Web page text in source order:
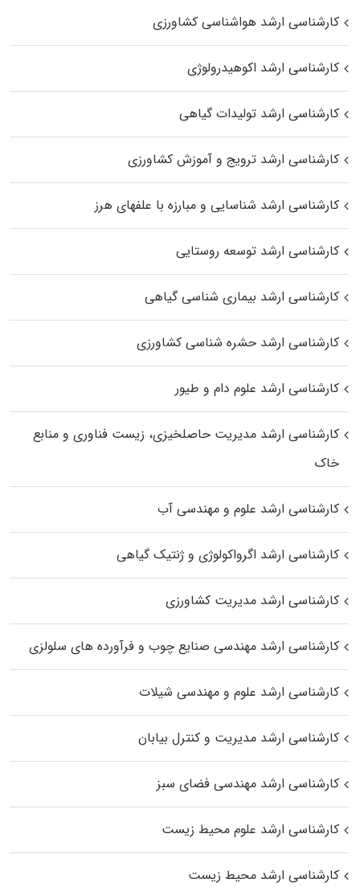
کارشناسی ارشد هواشناسی کشاورزی
کارشناسی ارشد اکوهیدرولوژی
کارشناسی ارشد تولیدات گیاهی
کارشناسی ارشد ترویج و آموزش کشاورزی
کارشناسی ارشد شناسایی و مبارزه با علفهای هرز
کارشناسی ارشد توسعه روستایی
کارشناسی ارشد بیماری‌ شناسی گیاهی
کارشناسی ارشد حشره‌ شناسی کشاورزی
کارشناسی ارشد علوم دام و طیور
کارشناسی ارشد مدیریت حاصلخیزی، زیست فناوری و منابع
خاک
کارشناسی ارشد علوم و مهندسی آب
کارشناسی ارشد اگرواکولوژی و ژنتیک گیاهی
کارشناسی ارشد مدیریت کشاورزی
کارشناسی ارشد مهندسی صنایع چوب و فرآورده‌ های سلولزی
کارشناسی ارشد علوم و مهندسی شیلات
کارشناسی ارشد مدیریت و کنترل بیابان
کارشناسی ارشد مهندسی فضای سبز
کارشناسی ارشد علوم محیط‌ زیست
کارشناسی ارشد محیط زیست